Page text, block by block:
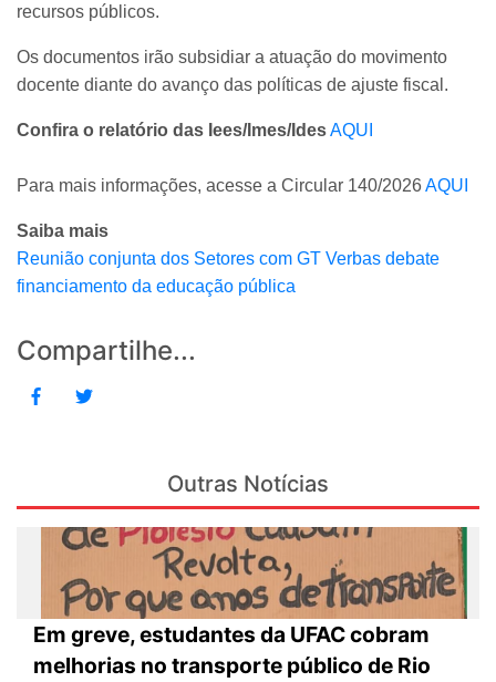
recursos públicos.
Os documentos irão subsidiar a atuação do movimento
docente diante do avanço das políticas de ajuste fiscal.
Confira o relatório das Iees/Imes/IdesAQUI
Para mais informações, acesse a Circular 140/2026AQUI
Saiba mais
Reunião conjunta dos Setores com GT Verbas debate
financiamento da educação pública
Compartilhe...
Outras Notícias
Em greve, estudantes da UFAC cobram
melhorias no transporte público de Rio